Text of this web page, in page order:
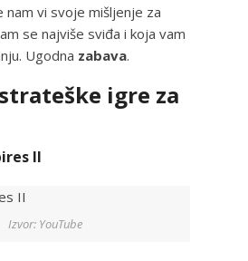
vi svoje mišljenje za
se najviše sviđa i koja vam
Ugodna zabava.
igre za
II
Izvor: YouTube